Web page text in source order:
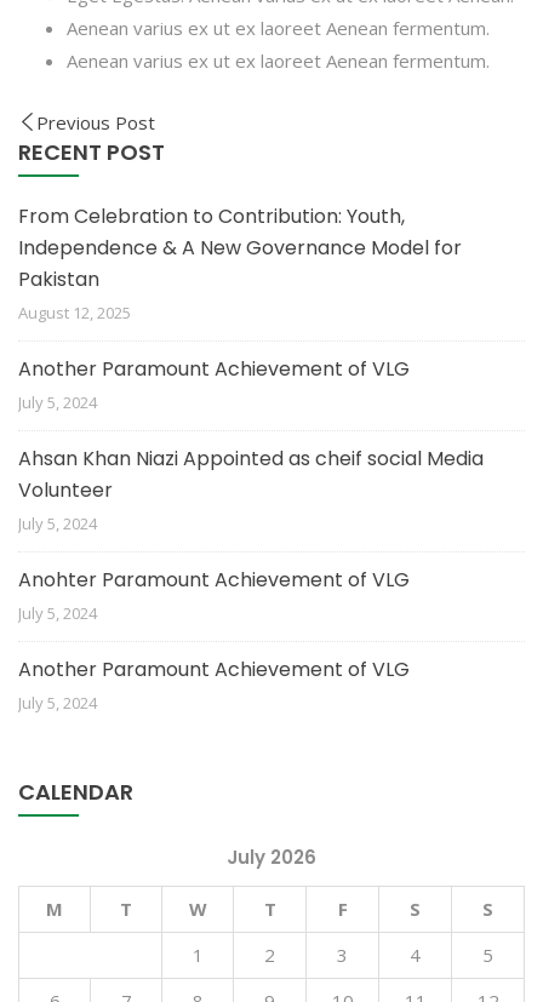
Aenean varius ex ut ex laoreet Aenean fermentum.
Aenean varius ex ut ex laoreet Aenean fermentum.
Previous Post
RECENT POST
From Celebration to Contribution: Youth,
Independence & A New Governance Model for
Pakistan
August 12, 2025
Another Paramount Achievement of VLG
July 5, 2024
Ahsan Khan Niazi Appointed as cheif social Media
Volunteer
July 5, 2024
Anohter Paramount Achievement of VLG
July 5, 2024
Another Paramount Achievement of VLG
July 5, 2024
CALENDAR
July 2026
M T W T F S
S
1
2 3 4
5